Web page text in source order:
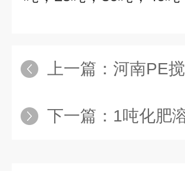
上一篇： 河南PE
下一篇： 1吨化肥